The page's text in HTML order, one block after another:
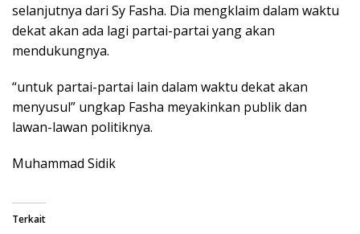
selanjutnya dari Sy Fasha. Dia mengklaim dalam waktu
dekat akan ada lagi partai-partai yang akan
mendukungnya.
“untuk partai-partai lain dalam waktu dekat akan
menyusul” ungkap Fasha meyakinkan publik dan
lawan-lawan politiknya.
Muhammad Sidik
Terkait